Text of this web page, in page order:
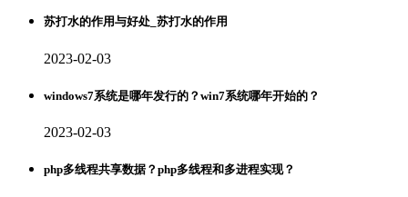
苏打水的作用与好处_苏打水的作用
2023-02-03
windows7系统是哪年发行的？win7系统哪年开始的？
2023-02-03
php多线程共享数据？php多线程和多进程实现？